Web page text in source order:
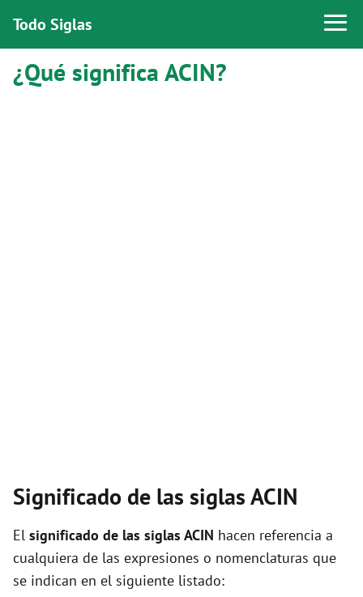
Todo Siglas
¿Qué significa ACIN?
Significado de las siglas ACIN
El significado de las siglas ACIN hacen referencia a
cualquiera de las expresiones o nomenclaturas que
se indican en el siguiente listado: